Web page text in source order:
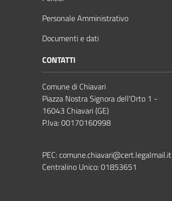
Personale Amministrativo
Documenti e dati
CONTATTI
Comune di Chiavari
Piazza Nostra Signora dell'Orto 1 -
16043 Chiavari (GE)
P.Iva: 00170160998
PEC:comune.chiavari@cert.legalmail.it
Centralino Unico:01853651